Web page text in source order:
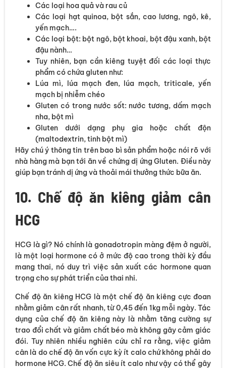
Các loại hoa quả và rau củ
Các loại hạt quinoa, bột sắn, cao lương, ngô, kê,
yến mạch….
Các loại bột: bột ngô, bột khoai, bột đậu xanh, bột
đậu nành…
Tuy nhiên, bạn cần kiêng tuyệt đối các loại thực
phẩm có chứa gluten như:
Lúa mì, lúa mạch đen, lúa mạch, triticale, yến
mạch bị nhiễm chéo
Gluten có trong nước sốt: nước tương, dấm mạch
nha, bột mì
Gluten dưới dạng phụ gia hoặc chất độn
(maltodextrin, tinh bột mì)
Hãy chú ý thông tin trên bao bì sản phẩm hoặc nói rõ với
nhà hàng mà bạn tới ăn về chứng dị ứng Gluten. Điều này
giúp bạn tránh dị ứng và thoải mái thưởng thức bữa ăn.
10. Chế độ ăn kiêng giảm cân
HCG
HCG là gì? Nó chính là gonadotropin màng đệm ở người,
là một loại hormone có ở mức độ cao trong thời kỳ đầu
mang thai, nó duy trì việc sản xuất các hormone quan
trọng cho sự phát triển của thai nhi.
Chế độ ăn kiêng HCG là một chế độ ăn kiêng cực đoan
nhằm giảm cân rất nhanh, từ 0,45 đến 1kg mỗi ngày. Tác
dụng của chế độ ăn kiêng này là nhằm tăng cường sự
trao đổi chất và giảm chất béo mà không gây cảm giác
đói. Tuy nhiên nhiều nghiên cứu chỉ ra rằng, việc giảm
cân là do chế độ ăn vốn cực kỳ ít calo chứ không phải do
hormone HCG. Chế độ ăn siêu ít calo như vậy có thể gây